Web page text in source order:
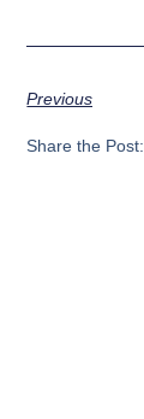
Previous
Share the Post: